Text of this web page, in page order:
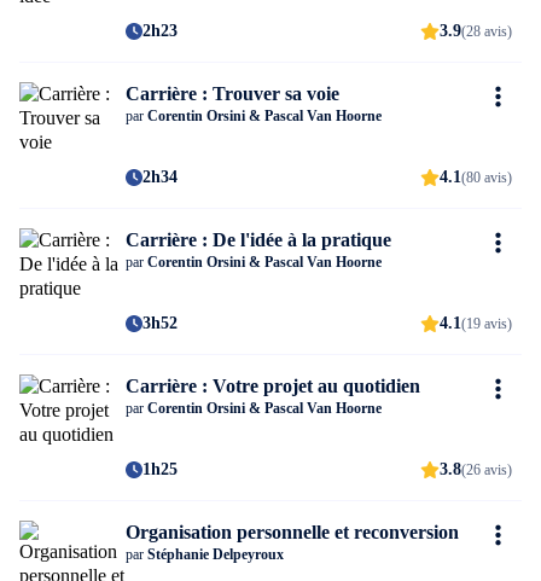
2h23 3.9(28 avis)
Carrière : Trouver sa voie
par Corentin Orsini & Pascal Van Hoorne
2h34 4.1(80 avis)
Carrière : De l'idée à la pratique
par Corentin Orsini & Pascal Van Hoorne
3h52 4.1(19 avis)
Carrière : Votre projet au quotidien
par Corentin Orsini & Pascal Van Hoorne
1h25 3.8(26 avis)
Organisation personnelle et reconversion
par Stéphanie Delpeyroux